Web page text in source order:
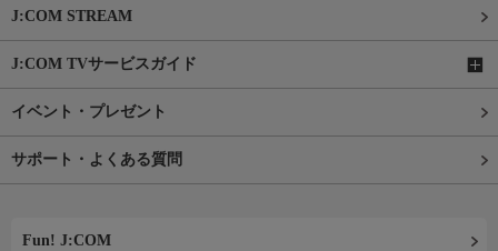
J:COM STREAM
J:COM TVサービスガイド
イベント・プレゼント
サポート・よくある質問
Fun! J:COM